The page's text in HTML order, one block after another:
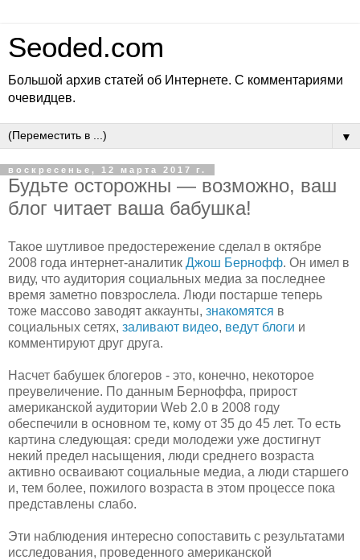
Seoded.com
Большой архив статей об Интернете. С комментариями
очевидцев.
▼
воскресенье, 12 марта 2017 г.
Будьте осторожны — возможно, ваш
блог читает ваша бабушка!
Такое шутливое предостережение сделал в октябре
2008 года интернет-аналитик Джош Бернофф. Он имел в
виду, что аудитория социальных медиа за последнее
время заметно повзрослела. Люди постарше теперь
тоже массово заводят аккаунты, знакомятся в
социальных сетях, заливают видео, ведут блоги и
комментируют друг друга.
Насчет бабушек блогеров - это, конечно, некоторое
преувеличение. По данным Берноффа, прирост
американской аудитории Web 2.0 в 2008 году
обеспечили в основном те, кому от 35 до 45 лет. То есть
картина следующая: среди молодежи уже достигнут
некий предел насыщения, люди среднего возраста
активно осваивают социальные медиа, а люди старшего
и, тем более, пожилого возраста в этом процессе пока
представлены слабо.
Эти наблюдения интересно сопоставить с результатами
исследования, проведенного американской